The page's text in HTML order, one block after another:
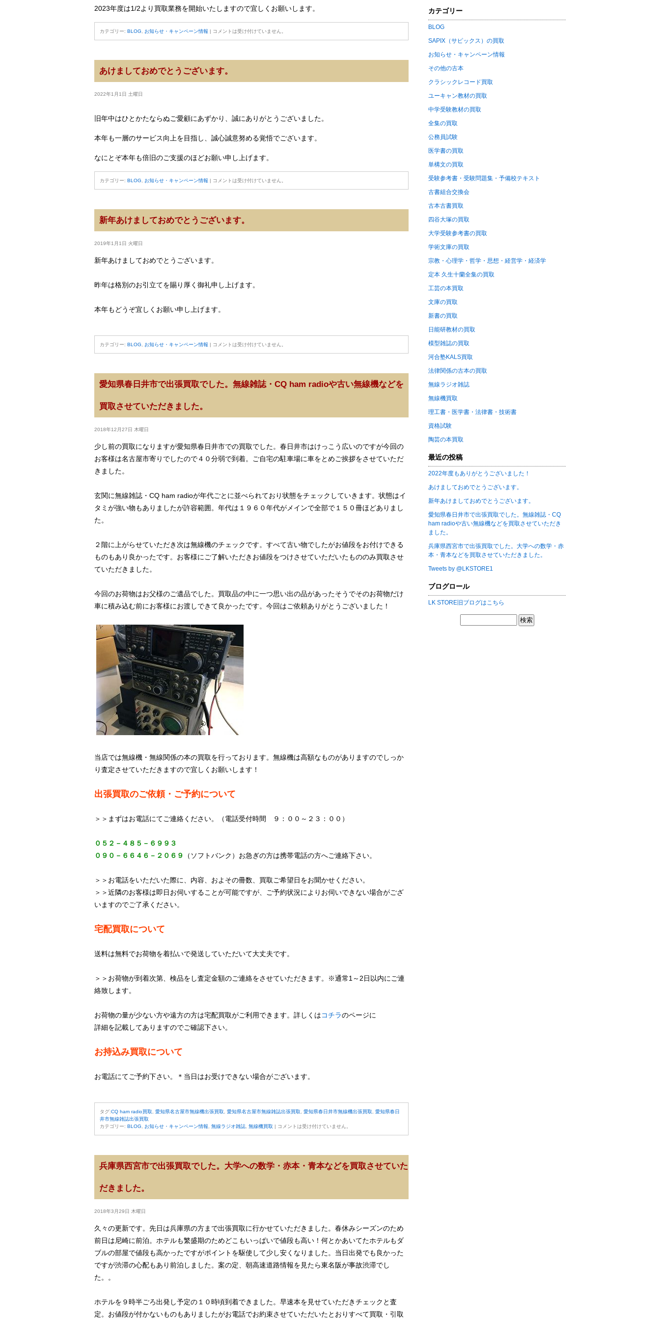
2023年度は1/2より買取業務を開始いたしますので宜しくお願いします。
カテゴリー: BLOG, お知らせ・キャンペーン情報 | コメントは受け付けていません。
あけましておめでとうございます。
2022年1月1日 土曜日
旧年中はひとかたならぬご愛顧にあずかり、誠にありがとうございました。
本年も一層のサービス向上を目指し、誠心誠意努める覚悟でございます。
なにとぞ本年も倍旧のご支援のほどお願い申し上げます。
カテゴリー: BLOG お知らせ・キャンペーン情報 | コメントは受け付けていません。
新年あけましておめでとうございます。
2019年1月1日 火曜日
新年あけましておめでとうございます。
昨年は格別のお引立てを賜り厚く御礼申し上げます。
本年もどうぞ宜しくお願い申し上げます。
カテゴリー: BLOG お知らせ・キャンペーン情報 | コメントは受け付けていません。
愛知県春日井市で出張買取でした。無線雑誌・CQ ham radioや古い無線機などを
買取させていただきました。
2018年12月27日 木曜日
少し前の買取になりますが愛知県春日井市での買取でした。春日井市はけっこう広いのですが今回の
お客様は名古屋市寄りでしたので４０分弱で到着。ご自宅の駐車場に車をとめご挨拶をさせていただ
きました。
玄関に無線雑誌・CQ ham radioが年代ごとに並べられており状態をチェックしていきます。状態はイ
タミが強い物もありましたが許容範囲。年代は１９６０年代がメインで全部で１５０冊ほどありまし
た。
２階に上がらせていただき次は無線機のチェックです。すべて古い物でしたがお値段をお付けできる
ものもあり良かったです。お客様にご了解いただきお値段をつけさせていただいたもののみ買取させ
ていただきました。
今回のお荷物はお父様のご遺品でした。買取品の中に一つ思い出の品があったそうでそのお荷物だけ
車に積み込む前にお客様にお渡しできて良かったです。今回はご依頼ありがとうございました！
当店では無線機・無線関係の本の買取を行っております。無線機は高額なものがありますのでしっか
り査定させていただきますので宜しくお願いします！
出張買取のご依頼・ご予約について
＞＞まずはお電話にてご連絡ください。（電話受付時間 ９：００～２３：００）
０５２－４８５－６９９３
０９０－６６４６－２０６９
（ソフトバンク）お急ぎの方は携帯電話の方へご連絡下さい。
＞＞お電話をいただいた際に、内容、およその冊数、買取ご希望日をお聞かせください。
＞＞近隣のお客様は即日お伺いすることが可能ですが、ご予約状況によりお伺いできない場合がござ
いますのでご了承ください。
宅配買取について
送料は無料でお荷物を着払いで発送していただいて大丈夫です。
＞＞お荷物が到着次第、検品をし査定金額のご連絡をさせていただきます。※通常1～2日以内にご連
絡致します。
お荷物の量が少ない方や遠方の方は宅配買取がご利用できます。詳しくはコチラのページに
詳細を記載してありますのでご確認下さい。
お持込み買取について
お電話にてご予約下さい。＊当日はお受けできない場合がございます。
タグ:CQ ham radio買取 愛知県名古屋市無線機出張買取 愛知県名古屋市無線雑誌出張買取 愛知県春日井市無線機出張買取
愛知県春日
井市無線雑誌出張買取
カテゴリー: BLOG お知らせ・キャンペーン情報 無線ラジオ雑誌 無線機買取 | コメントは受け付けていません。
兵庫県西宮市で出張買取でした。大学への数学・赤本・青本などを買取させていた
だきました。
2018年3月29日 木曜日
久々の更新です。先日は兵庫県の方まで出張買取に行かせていただきました。春休みシーズンのため
前日は尼崎に前泊。ホテルも繁盛期のためどこもいっぱいで値段も高い！何とかあいてたホテルもダ
ブルの部屋で値段も高かったですがポイントを駆使して少し安くなりました。当日出発でも良かった
ですが渋滞の心配もあり前泊しました。案の定、朝高速道路情報を見たら東名阪が事故渋滞でし
た。。
ホテルを９時半ごろ出発し予定の１０時頃到着できました。早速本を見せていただきチェックと査
定。お値段が付かないものもありましたがお電話でお約束させていただいたとおりすべて買取・引取
カテゴリー
BLOG
SAPIX（サピックス）の買取
お知らせ・キャンペーン情報
その他の古本
クラシックレコード買取
ユーキャン教材の買取
中学受験教材の買取
全集の買取
公務員試験
医学書の買取
単構文の買取
受験参考書・受験問題集・予備校テキスト
古書組合交換会
古本古書買取
四谷大塚の買取
大学受験参考書の買取
学術文庫の買取
宗教・心理学・哲学・思想・経営学・経済学
定本 久生十蘭全集の買取
工芸の本買取
文庫の買取
新書の買取
日能研教材の買取
模型雑誌の買取
河合塾KALS買取
法律関係の古本の買取
無線ラジオ雑誌
無線機買取
理工書・医学書・法律書・技術書
資格試験
陶芸の本買取
最近の投稿
2022年度もありがとうございました！
あけましておめでとうございます。
新年あけましておめでとうございます。
愛知県春日井市で出張買取でした。無線雑誌・CQ
ham radioや古い無線機などを買取させていただき
ました。
兵庫県西宮市で出張買取でした。大学への数学・赤
本・青本などを買取させていただきました。
Tweets by @LKSTORE1
ブログロール
LK STORE旧ブログはこちら